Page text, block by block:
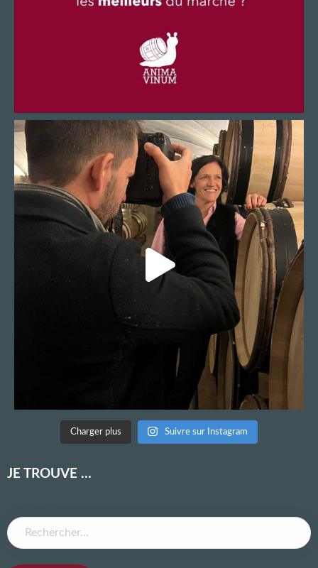
Charger plus Suivre sur Instagram
JE TROUVE …